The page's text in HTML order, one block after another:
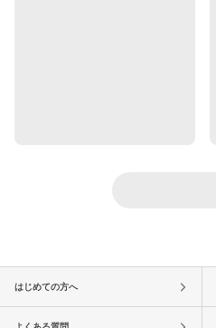
はじめての方へ